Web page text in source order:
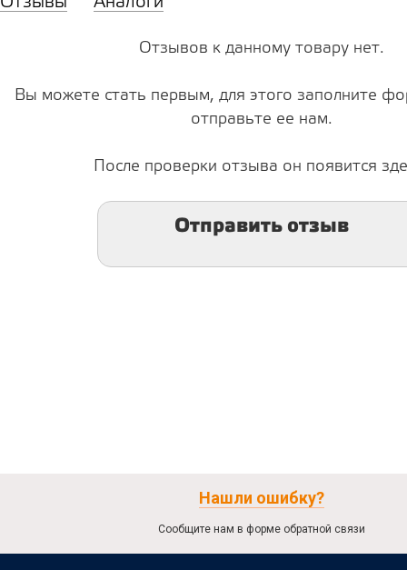
Отзывов к данному товару нет.
Вы можете стать первым, для этого заполните
отправьте ее нам.
После проверки отзыва он появится
Отправить отзыв
Нашли ошибку?
Сообщите нам в форме обратной связи